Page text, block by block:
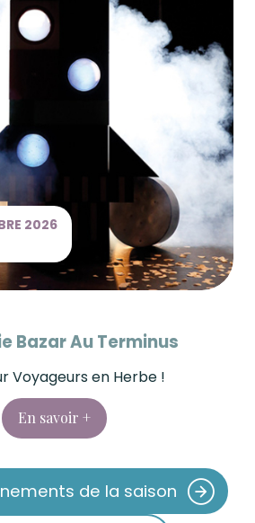
2026
Bazar Au Terminus
Voyageurs en Herbe !
En savoir +
de la saison